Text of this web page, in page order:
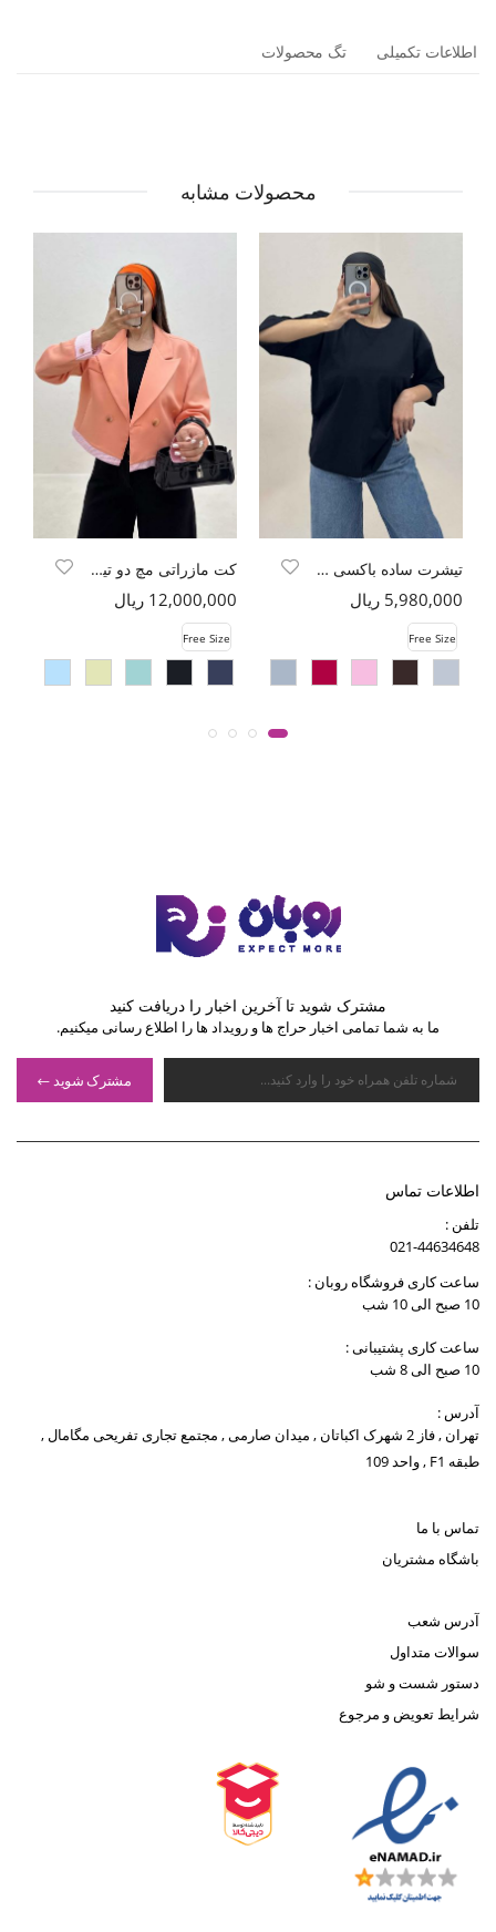
اطلاعات تکمیلی تگ محصولات
محصولات مشابه
تیشرت ساده باکسی روبان کد 301
5,980,000 ریال
Free Size
کت مازراتی مچ دو تیکه دیپلمات
12,000,000 ریال
Free Size
مشترک شوید تا آخرین اخبار را دریافت کنید
ما به شما تمامی اخبار حراج ها و رویداد ها را اطلاع رسانی میکنیم.
مشترک شوید
اطلاعات تماس
تلفن :
021-44634648
ساعت کاری فروشگاه روبان :
10 صبح الی 10 شب
ساعت کاری پشتیبانی :
10 صبح الی 8 شب
آدرس :
تهران , فاز 2 شهرک اکباتان , میدان صارمی , مجتمع تجاری تفریحی مگامال ,
طبقه F1 , واحد 109
تماس با ما
باشگاه مشتریان
آدرس شعب
سوالات متداول
دستور شست و شو
شرایط تعویض و مرجوع